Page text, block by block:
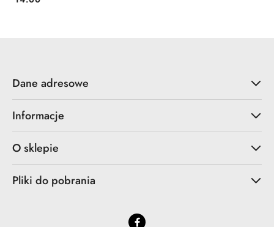
Cena:
Dane adresowe
Informacje
O sklepie
Pliki do pobrania